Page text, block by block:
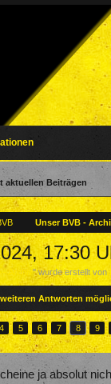
Unser BVB -
17:30
- Archiv" wurde erstellt von
Antworten
4 5 6 7 8 9
ja absolut
aktuellen Beiträgen